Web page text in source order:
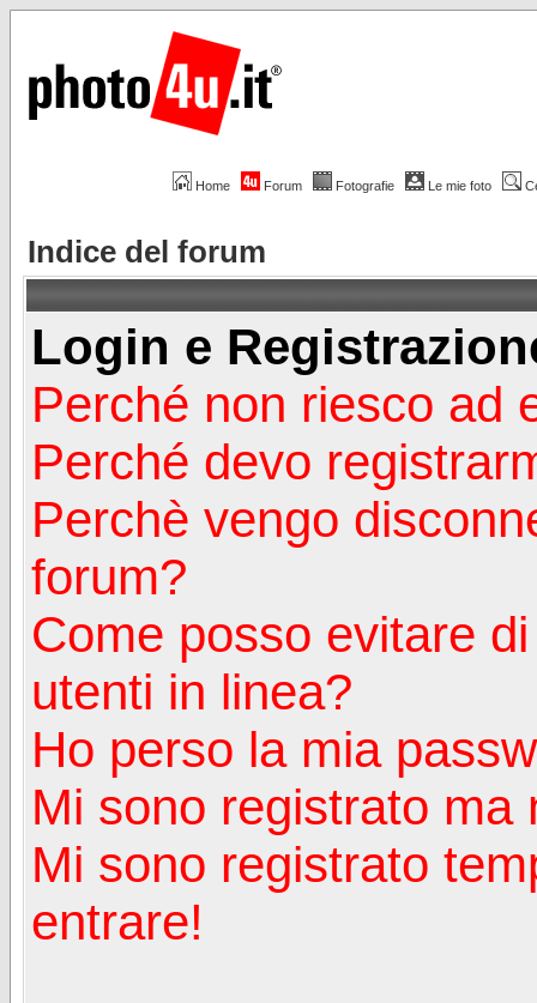
Home Forum Fotografie Le mie foto
Indice del forum
Login e
Perché non riesco ad
Perché devo
Perchè vengo
forum?
Come posso evitare
utenti in linea?
Ho perso la mia
Mi sono registrato ma
Mi sono registrato
entrare!